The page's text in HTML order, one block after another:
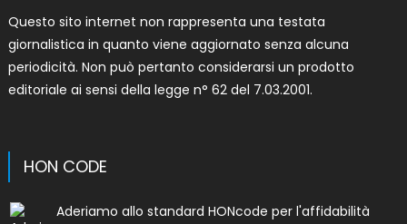
Questo sito internet non rappresenta una testata
giornalistica in quanto viene aggiornato senza alcuna
periodicità. Non può pertanto considerarsi un prodotto
editoriale ai sensi della legge n° 62 del 7.03.2001.
HON CODE
Aderiamo allo standard HONcode per l'affidabilità